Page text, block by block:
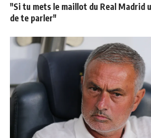
"Si tu mets le maillot du Real Madrid
de te parler"